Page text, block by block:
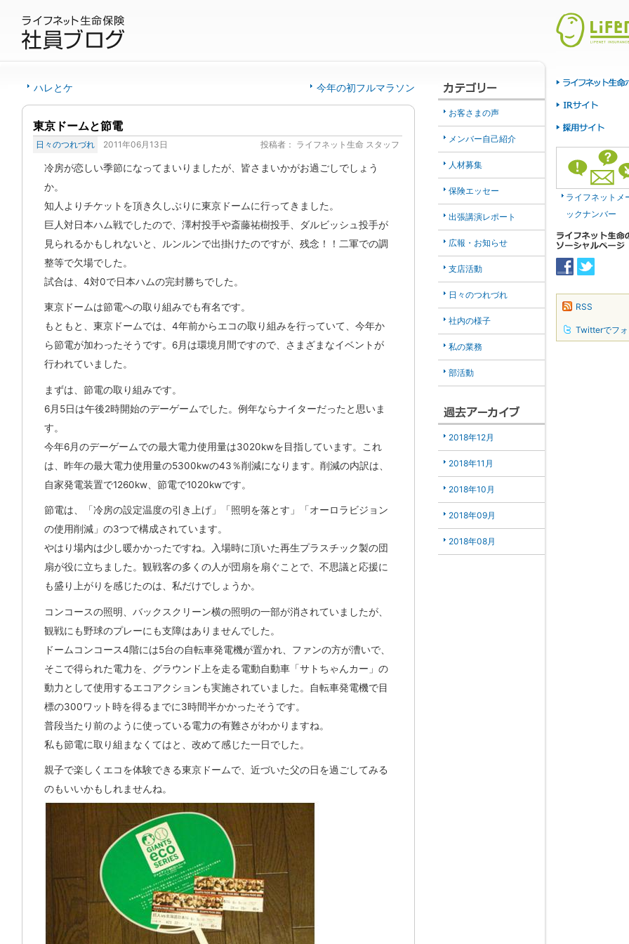
ハレとケ 今年の初フルマラソン
東京ドームと節電
日々のつれづれ 2011年06月13日 投稿者： ライフネット生命 スタッフ
冷房が恋しい季節になってまいりましたが、皆さまいかがお過ごしでしょう
か。
知人よりチケットを頂き久しぶりに東京ドームに行ってきました。
巨人対日本ハム戦でしたので、澤村投手や斎藤祐樹投手、ダルビッシュ投手が
見られるかもしれないと、ルンルンで出掛けたのですが、残念！！二軍での調
整等で欠場でした。
試合は、4対0で日本ハムの完封勝ちでした。
東京ドームは節電への取り組みでも有名です。
もともと、東京ドームでは、4年前からエコの取り組みを行っていて、今年か
ら節電が加わったそうです。6月は環境月間ですので、さまざまなイベントが
行われていました。
まずは、節電の取り組みです。
6月5日は午後2時開始のデーゲームでした。例年ならナイターだったと思いま
す。
今年6月のデーゲームでの最大電力使用量は3020kwを目指しています。これ
は、昨年の最大電力使用量の5300kwの43％削減になります。削減の内訳は、
自家発電装置で1260kw、節電で1020kwです。
節電は、「冷房の設定温度の引き上げ」「照明を落とす」「オーロラビジョン
の使用削減」の3つで構成されています。
やはり場内は少し暖かかったですね。入場時に頂いた再生プラスチック製の団
扇が役に立ちました。観戦客の多くの人が団扇を扇ぐことで、不思議と応援に
も盛り上がりを感じたのは、私だけでしょうか。
コンコースの照明、バックスクリーン横の照明の一部が消されていましたが、
観戦にも野球のプレーにも支障はありませんでした。
ドームコンコース4階には5台の自転車発電機が置かれ、ファンの方が漕いで、
そこで得られた電力を、グラウンド上を走る電動自動車「サトちゃんカー」の
動力として使用するエコアクションも実施されていました。自転車発電機で目
標の300ワット時を得るまでに3時間半かかったそうです。
普段当たり前のように使っている電力の有難さがわかりますね。
私も節電に取り組まなくてはと、改めて感じた一日でした。
親子で楽しくエコを体験できる東京ドームで、近づいた父の日を過ごしてみる
のもいいかもしれませんね。
お客さまの声
メンバー自己紹介
人材募集
保険エッセー
出張講演レポート
広報・お知らせ
支店活動
日々のつれづれ
社内の様子
私の業務
部活動
2018年12月
2018年11月
2018年10月
2018年09月
2018年08月
ライフネットメ
ックナンバー
RSS
Twitterでフ